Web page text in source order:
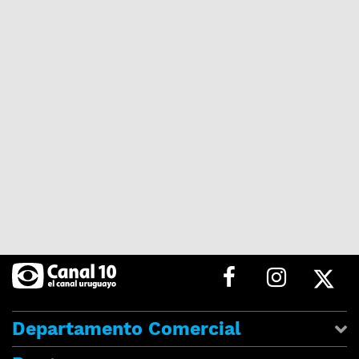
Departamento Comercial